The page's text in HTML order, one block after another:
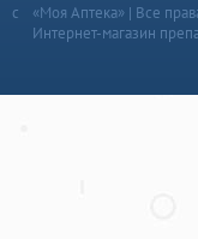
«Моя Аптека» | Все
Интернет-магазин